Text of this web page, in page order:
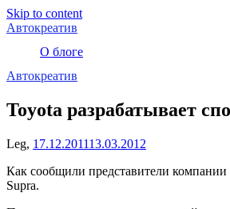
Skip to content
Автокреатив
О блоге
Автокреатив
Toyota разрабатывает
Leg, 17.12.201113.03.2012
Как сообщили представители компании
Supra.